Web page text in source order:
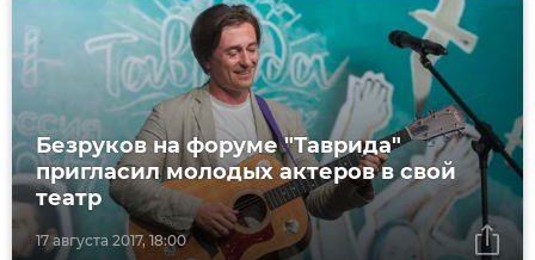
17 августа 2017, 18:00
Безруков на форуме "Таврида"
пригласил молодых актеров в свой
театр